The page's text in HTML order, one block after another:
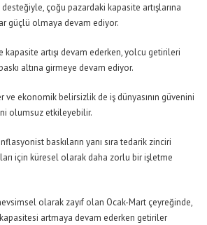
çoğu pazardaki kapasite artışlarına
güçlü olmaya devam ediyor.
artışı devam ederken, yolcu getirileri
altına girmeye devam ediyor.
ekonomik belirsizlik de iş dünyasının güvenini
olumsuz etkileyebilir.
baskıların yanı sıra tedarik zinciri
için küresel olarak daha zorlu bir işletme
olarak zayıf olan Ocak-Mart çeyreğinde,
artmaya devam ederken getiriler